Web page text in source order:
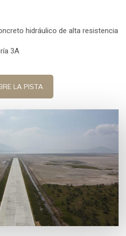
hidráulico de alta resistencia
3A
LA PISTA